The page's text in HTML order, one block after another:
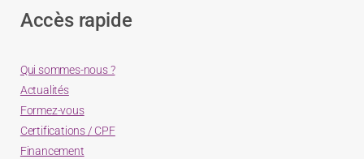
Accès rapide
Qui sommes-nous ?
Actualités
Formez-vous
Certifications / CPF
Financement